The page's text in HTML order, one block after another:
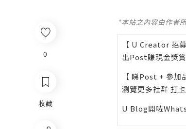
0
收藏
*本站之內容由作者
【 U Creator 招募
出Post賺現金獎
【 睇Post + 參加
瀏覽更多社群 打卡
U Blog開咗